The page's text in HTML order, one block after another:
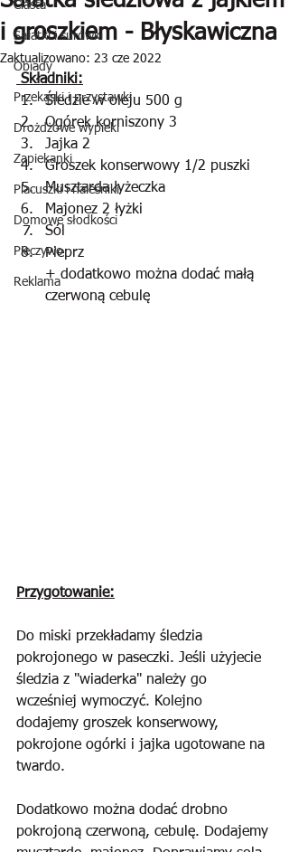
Ciasta
Sałatki i surówki
Obiady
Przekąski i przystawki
Drożdżowe wypieki
Zapiekanki
Placuszki i naleśniki
Domowe słodkości
Pieczywo
Reklama
i groszkiem - Błyskawiczna
Zaktualizowano: 23 cze 2022
Składniki:
Śledzie w oleju 500 g
Ogórek korniszony 3
Jajka 2
Groszek konserwowy 1/2 puszki
Musztarda łyżeczka
Majonez 2 łyżki
Sól
Pieprz
+ dodatkowo można dodać małą
czerwoną cebulę
Przygotowanie:
Do miski przekładamy śledzia
pokrojonego w paseczki. Jeśli użyjecie
śledzia z "wiaderka" należy go
wcześniej wymoczyć. Kolejno
dodajemy groszek konserwowy,
pokrojone ogórki i jajka ugotowane na
twardo.
Dodatkowo można dodać drobno
pokrojoną czerwoną, cebulę. Dodajemy